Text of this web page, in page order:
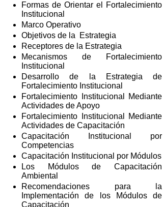
Formas de Orientar el Fortalecimiento
Institucional
Marco Operativo
Objetivos de la Estrategia
Receptores de la Estrategia
Mecanismos de Fortalecimiento
Institucional
Desarrollo de la Estrategia de
Fortalecimiento Institucional
Fortalecimiento Institucional Mediante
Actividades de Apoyo
Fortalecimiento Institucional Mediante
Actividades de Capacitación
Capacitación Institucional por
Competencias
Capacitación Institucional por Módulos
Los Módulos de Capacitación
Ambiental
Recomendaciones para la
Implementación de los Módulos de
Capacitación